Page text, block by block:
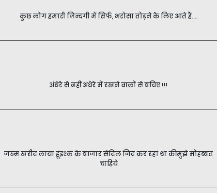
कुछ लोग हमारी जिन्दगी में सिर्फ, भरोसा तोड़ने के लिए आते हैं....
अंधेरे से नहीं अंधेरे में रखने वालों से बचिए !!!
जख्म खरीद लाया हूंइश्क के बाजार सेदिल जिद कर रहा था कीमुझे मोहब्बत
चाहिये